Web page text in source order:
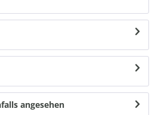
angesehen